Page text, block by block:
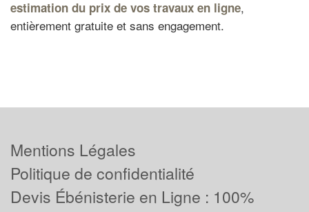
estimation du prix de vos travaux en ligne,
entièrement gratuite et sans engagement.
Mentions Légales
Politique de confidentialité
Devis Ébénisterie en Ligne : 100%